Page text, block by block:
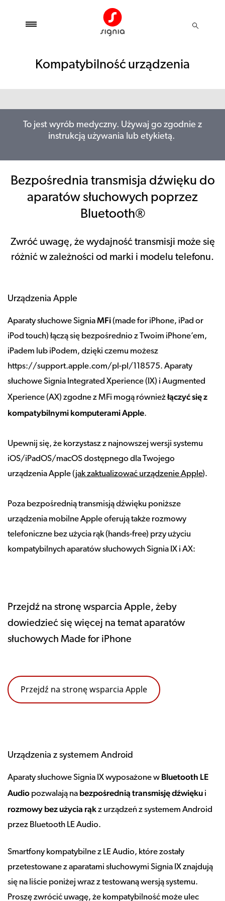
Kompatybilność urządzenia
To jest wyrób medyczny. Używaj go zgodnie z
instrukcją używania lub etykietą.
Bezpośrednia transmisja dźwięku do
aparatów słuchowych poprzez
Bluetooth®
Zwróć uwagę, że wydajność transmisji może się
różnić w zależności od marki i modelu telefonu.
Urządzenia Apple
Aparaty słuchowe SigniaMFi(made for iPhone, iPad or
iPod touch) łączą się bezpośrednio z Twoim iPhone’em,
iPadem lub iPodem, dzięki czemu możesz
https://support.apple.com/pl-pl/118575. Aparaty
słuchowe Signia Integrated Xperience (IX) i Augmented
Xperience (AX) zgodne z MFi mogą równieżłączyć się z
kompatybilnymi komputerami Apple.
Upewnij się, że korzystasz z najnowszej wersji systemu
iOS/iPadOS/macOS dostępnego dla Twojego
urządzenia Apple (jak zaktualizować urządzenie Apple).
Poza bezpośrednią transmisją dźwięku poniższe
urządzenia mobilne Apple oferują także rozmowy
telefoniczne bez użycia rąk (hands-free) przy użyciu
kompatybilnych aparatów słuchowych Signia IX i AX:
Przejdź na stronę wsparcia Apple, żeby
dowiedzieć się więcej na temat aparatów
słuchowych Made for iPhone
Przejdź na stronę wsparcia Apple
Urządzenia z systemem Android
Aparaty słuchowe Signia IX wyposażone w Bluetooth LE
Audio pozwalają na bezpośrednią transmisję dźwięku i
rozmowy bez użycia rąkz urządzeń z systemem Android
przez Bluetooth LE Audio.
Smartfony kompatybilne z LE Audio, które zostały
przetestowane z aparatami słuchowymi Signia IX znajdują
się na liście poniżej wraz z testowaną wersją systemu.
Proszę zwrócić uwagę, że kompatybilność może ulec